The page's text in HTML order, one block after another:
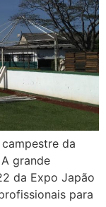
da
grande
da Expo Japão
para